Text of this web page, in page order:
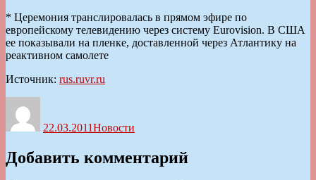
* Церемония транслировалась в прямом эфире по
европейскому телевидению через систему Eurovision. В США
ее показывали на пленке, доставленной через Атлантику на
реактивном самолете
Источник: rus.ruvr.ru
22.03.2011Новости
Добавить комментарий